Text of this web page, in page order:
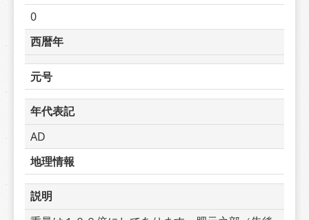
0
西暦年
元号
年代表記
AD
地理情報
説明